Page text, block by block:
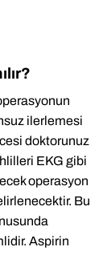
ilerlemesi
doktorunuz
EKG gibi
operasyon
Bu
Aspirin